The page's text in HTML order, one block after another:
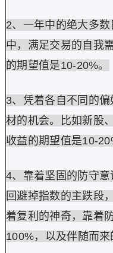
2、一年中的绝大多
中，满足交易的自我
的期望值是10-20%。
3、凭着各自不同的
材的机会。比如新股
收益的期望值是10-
4、靠着坚固的防守
回避掉指数的主跌段
着复利的神奇，靠着
100%，以及伴随而来